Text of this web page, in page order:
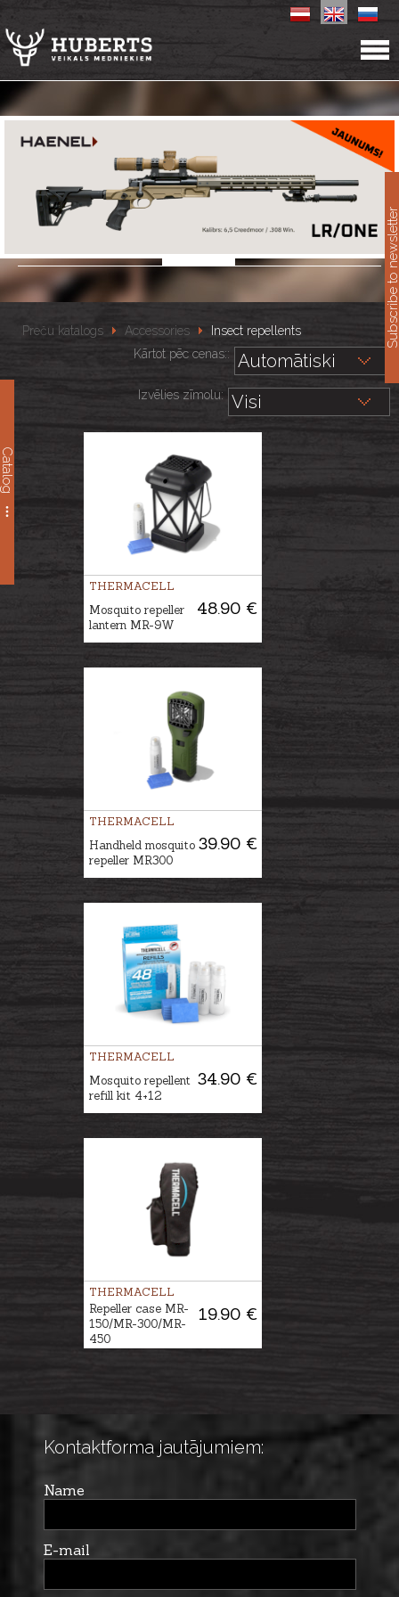
Catalog
Preču katalogs Accessories
Insect repellents
Kārtot pēc cenas::
Izvēlies zīmolu:
THERMACELL
48.90 €
Mosquito repeller
lantern MR-9W
THERMACELL
39.90 €
Handheld mosquito
repeller MR300
THERMACELL
34.90 €
Mosquito repellent
refill kit 4+12
THERMACELL
19.90 €
Repeller case MR-
150/MR-300/MR-
450
Kontaktforma jautājumiem:
Name
E-mail
Subscribe